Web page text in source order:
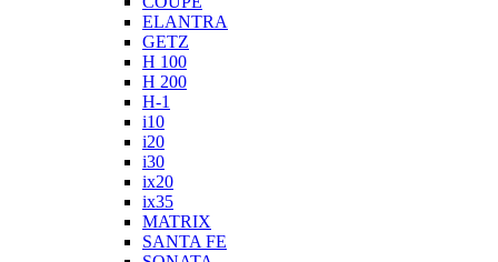
ELANTRA
GETZ
H 100
H 200
H-1
i10
i20
i30
ix20
ix35
MATRIX
SANTA FE